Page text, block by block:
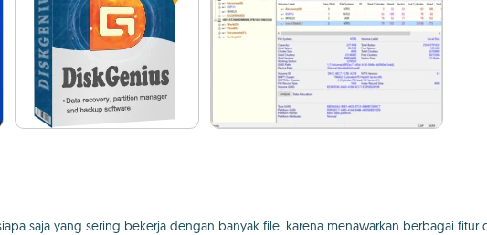
saja yang sering bekerja dengan banyak file, karena menawarkan berbagai